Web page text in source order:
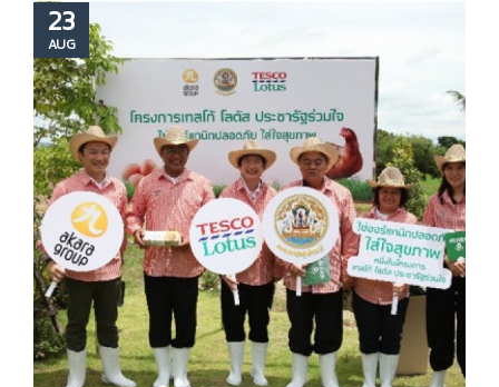
23
AUG